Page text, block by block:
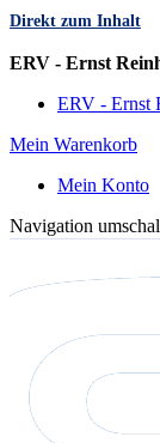
Direkt zum Inhalt
ERV - Ernst
ERV - Ernst
Mein Warenkorb
Mein Konto
Navigation